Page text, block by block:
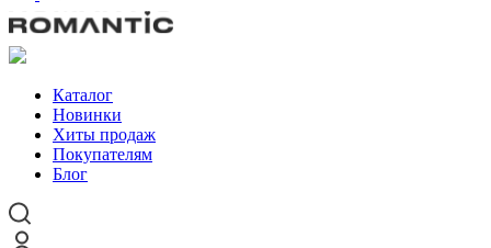
Каталог
Новинки
Хиты продаж
Покупателям
Блог